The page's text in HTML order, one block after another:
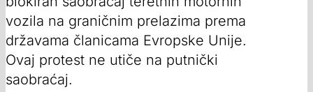
vozila na graničnim prelazima prema
državama članicama Evropske Unije.
Ovaj protest ne utiče na putnički
saobraćaj.